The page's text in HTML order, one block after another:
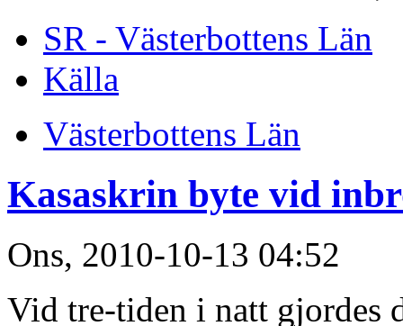
SR - Västerbottens Län
Källa
Västerbottens Län
Kasaskrin byte vid
Ons, 2010-10-13 04:52
Vid tre-tiden i natt gjordes